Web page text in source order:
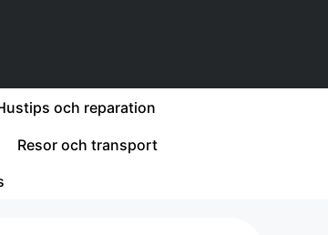
och reparation
Resor och transport